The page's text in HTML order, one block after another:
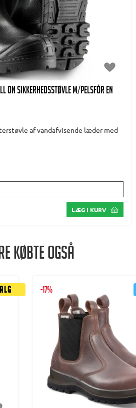
ON Sikkerhedsstøvle m/pelsfór EN
af vandafvisende læder med
LÆG I KURV
købte også
-17%